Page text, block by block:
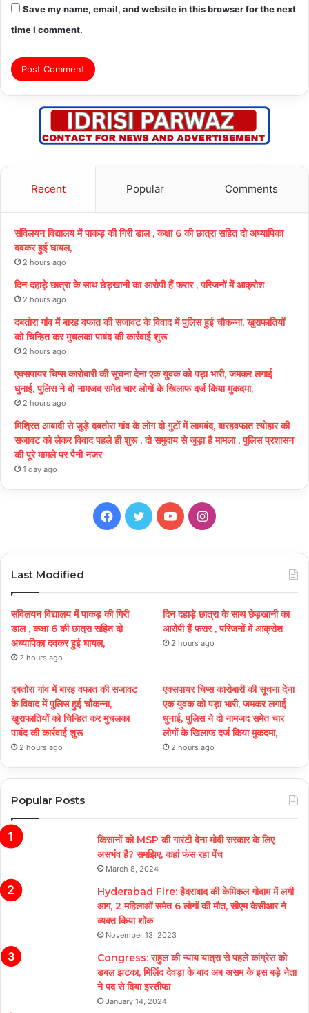
Save my name, email, and website in this browser for the next
time I comment.
Recent Popular Comments
संविलयन विद्यालय में पाकड़ की गिरी डाल , कक्षा 6 की छात्रा सहित दो अध्यापिका
दवकर हुई घायल,
2 hours ago
दिन दहाड़े छात्रा के साथ छेड़खानी का आरोपी हैं फरार , परिजनों में आक्रोश
2 hours ago
दबतोरा गांव में बारह वफात की सजावट के विवाद में पुलिस हुई चौकन्ना, खुराफातियों
को चिन्हित कर मुचलका पाबंद की कार्रवाई शुरू
2 hours ago
एक्सपायर चिप्स कारोबारी की सूचना देना एक युवक को पड़ा भारी, जमकर लगाई
धुनाई, पुलिस ने दो नामजद समेत चार लोगों के खिलाफ दर्ज किया मुकदमा,
2 hours ago
मिश्रित आबादी से जुड़े दबतोरा गांव के लोग दो गुटों में लामबंद, बारहवफात त्योहार की
सजावट को लेकर विवाद पहले ही शुरू , दो समुदाय से जुड़ा है मामला , पुलिस प्रशासन
की पूरे मामले पर पैनी नजर
1 day ago
Facebook
TwitterYouTubeInstagram
Last Modified
संविलयन विद्यालय में पाकड़ की गिरी
डाल , कक्षा 6 की छात्रा सहित दो
अध्यापिका दवकर हुई घायल,
2 hours ago
दिन दहाड़े छात्रा के साथ छेड़खानी का
आरोपी हैं फरार , परिजनों में आक्रोश
2 hours ago
दबतोरा गांव में बारह वफात की सजावट
के विवाद में पुलिस हुई चौकन्ना,
खुराफातियों को चिन्हित कर मुचलका
पाबंद की कार्रवाई शुरू
2 hours ago
एक्सपायर चिप्स कारोबारी की सूचना देना
एक युवक को पड़ा भारी, जमकर लगाई
धुनाई, पुलिस ने दो नामजद समेत चार
लोगों के खिलाफ दर्ज किया मुकदमा,
2 hours ago
Popular Posts
किसानों को MSP की गारंटी देना मोदी सरकार के लिए
असभंव है? समझिए, कहां फंस रहा पेंच
March 8, 2024
Hyderabad Fire: हैदराबाद की केमिकल गोदाम में लगी
आग, 2 महिलाओं समेत 6 लोगों की मौत, सीएम केसीआर ने
व्यक्त किया शोक
November 13, 2023
Congress: राहुल की न्याय यात्रा से पहले कांग्रेस को
डबल झटका, मिलिंद देवड़ा के बाद अब असम के इस बड़े नेता
ने पद से दिया इस्तीफा
January 14, 2024